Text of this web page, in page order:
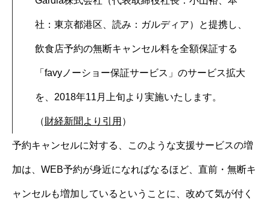
社：東京都港区、読み：ガルディア）と提携し、
飲食店予約の無断キャンセル料を全額保証する
「favyノーショー保証サービス」のサービス拡大
を、2018年11月上旬より実施いたします。
（財経新聞より引用 ）
予約キャンセルに対する、このような支援サービスの増
加は、WEB予約が身近になればなるほど、直前・無断キ
ャンセルも増加しているということに、改めて気が付く